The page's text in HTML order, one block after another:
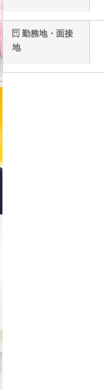
勤務地・面接
地